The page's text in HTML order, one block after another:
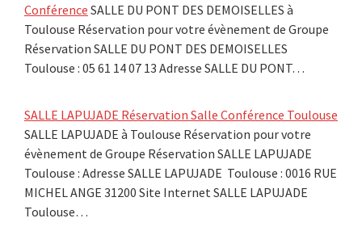
Conférence SALLE DU PONT DES DEMOISELLES à
Toulouse Réservation pour votre évènement de Groupe
Réservation SALLE DU PONT DES DEMOISELLES
Toulouse : 05 61 14 07 13 Adresse SALLE DU PONT…
SALLE LAPUJADE Réservation Salle Conférence Toulouse
SALLE LAPUJADE à Toulouse Réservation pour votre
évènement de Groupe Réservation SALLE LAPUJADE
Toulouse : Adresse SALLE LAPUJADE Toulouse : 0016 RUE
MICHEL ANGE 31200 Site Internet SALLE LAPUJADE
Toulouse…